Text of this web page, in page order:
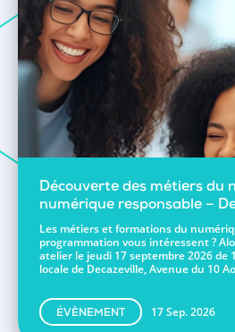
Découverte des métiers du
numérique responsable –
Les métiers et formations du
programmation vous intéressent ?
atelier le jeudi 17 septembre 2026 de
locale de Decazeville, Avenue du 10
ÉVÈNEMENT 17 Sep. 2026